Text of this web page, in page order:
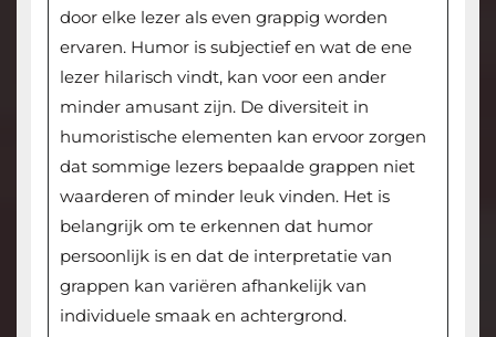
door elke lezer als even grappig worden
ervaren. Humor is subjectief en wat de ene
lezer hilarisch vindt, kan voor een ander
minder amusant zijn. De diversiteit in
humoristische elementen kan ervoor zorgen
dat sommige lezers bepaalde grappen niet
waarderen of minder leuk vinden. Het is
belangrijk om te erkennen dat humor
persoonlijk is en dat de interpretatie van
grappen kan variëren afhankelijk van
individuele smaak en achtergrond.